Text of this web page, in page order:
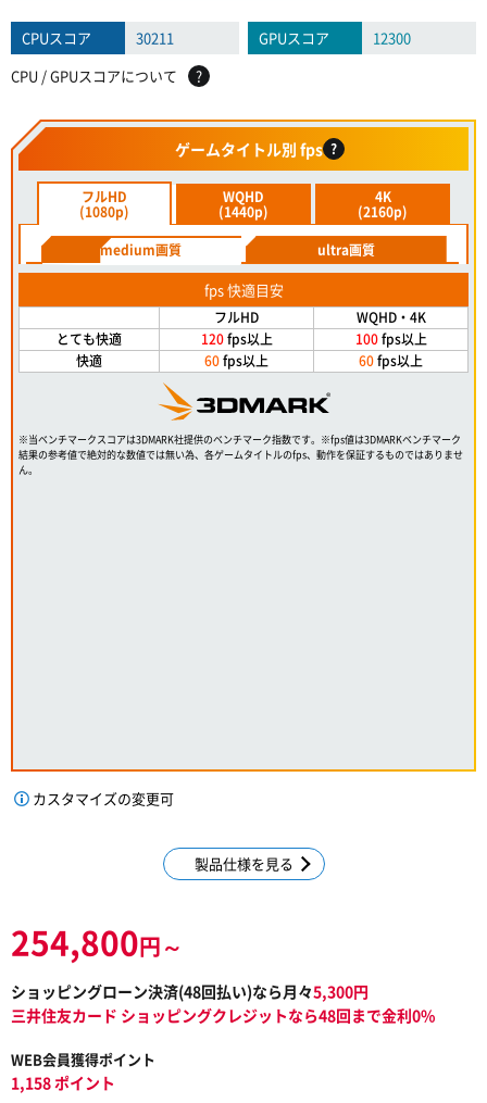
CPUスコア 30211 GPUスコア
12300
CPU / GPUスコアについて
?
ゲームタイトル別 fps ?
フルHD
(1080p)
WQHD
(1440p)
4K
(2160p)
medium画質
ultra画質
fps 快適目安
フルHD
WQHD・4K
とても快適
120fps以上 100fps以上
快適
60fps以上 60fps以上
※当ベンチマークスコアは3DMARK社提供のベンチマーク指数です。※fps値は3DMARKベンチマーク
結果の参考値で絶対的な数値では無い為、各ゲームタイトルのfps、動作を保証するものではありませ
ん。
カスタマイズの変更可
製品仕様を見る
254,800円～
ショッピングローン決済(48回払い)なら月々5,300円
三井住友カード ショッピングクレジットなら48回まで金利0%
WEB会員獲得ポイント
1,158 ポイント